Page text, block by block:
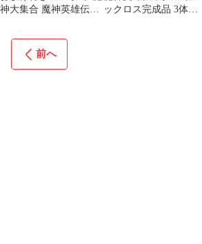
神大集合 魔神英雄伝ワ ックロス完成品 3体セ
前へ